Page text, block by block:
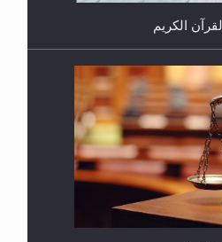
نسائي للمحجبات وغير
الكريم